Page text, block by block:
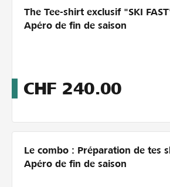
The Tee-shirt exclusif "SKI
Apéro de fin de saison
CHF 240.00
Le combo : Préparation de tes
Apéro de fin de saison